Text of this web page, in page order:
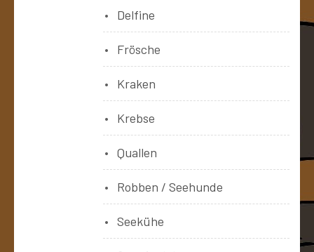
Delfine
Frösche
Kraken
Krebse
Quallen
Robben / Seehunde
Seekühe